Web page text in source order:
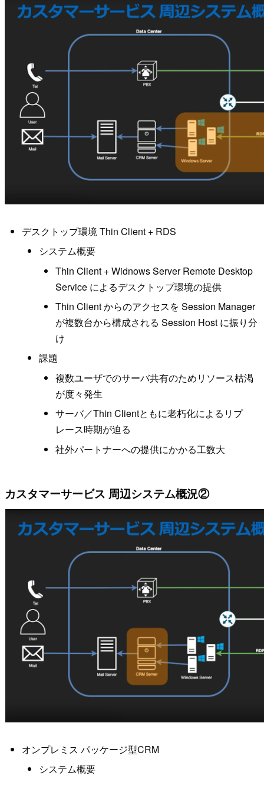
デスクトップ環境 Thin Client + RDS
システム概要
Thin Client + Widnows Server Remote Desktop
Service によるデスクトップ環境の提供
Thin Client からのアクセスを Session Manager
が複数台から構成される Session Host に振り分
け
課題
複数ユーザでのサーバ共有のためリソース枯渇
が度々発生
サーバ／Thin Clientともに老朽化によるリプ
レース時期が迫る
社外パートナーへの提供にかかる工数大
カスタマーサービス 周辺システム概況②
オンプレミス パッケージ型CRM
システム概要